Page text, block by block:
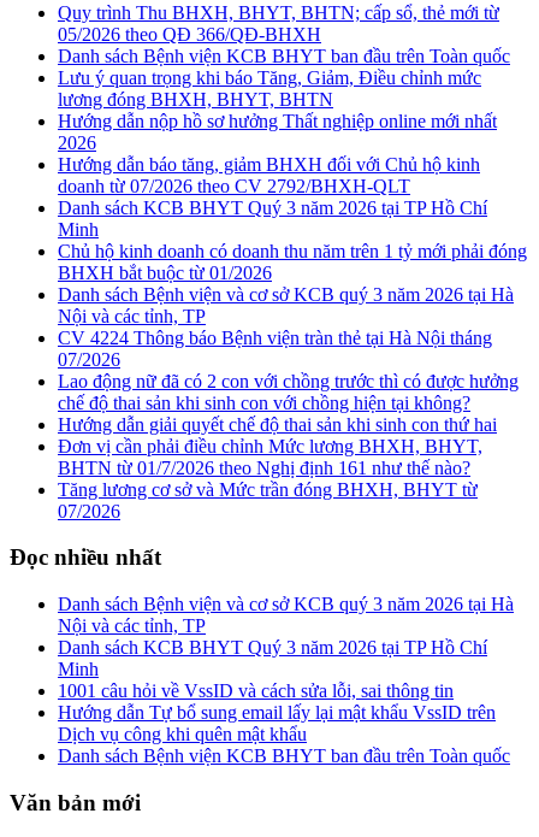
Quy trình Thu BHXH, BHYT, BHTN; cấp sổ, thẻ mới từ
05/2026 theo QĐ 366/QĐ-BHXH
Danh sách Bệnh viện KCB BHYT ban đầu trên Toàn quốc
Lưu ý quan trọng khi báo Tăng, Giảm, Điều chỉnh mức
lương đóng BHXH, BHYT, BHTN
Hướng dẫn nộp hồ sơ hưởng Thất nghiệp online mới nhất
2026
Hướng dẫn báo tăng, giảm BHXH đối với Chủ hộ kinh
doanh từ 07/2026 theo CV 2792/BHXH-QLT
Danh sách KCB BHYT Quý 3 năm 2026 tại TP Hồ Chí
Minh
Chủ hộ kinh doanh có doanh thu năm trên 1 tỷ mới phải đóng
BHXH bắt buộc từ 01/2026
Danh sách Bệnh viện và cơ sở KCB quý 3 năm 2026 tại Hà
Nội và các tỉnh, TP
CV 4224 Thông báo Bệnh viện tràn thẻ tại Hà Nội tháng
07/2026
Lao động nữ đã có 2 con với chồng trước thì có được hưởng
chế độ thai sản khi sinh con với chồng hiện tại không?
Hướng dẫn giải quyết chế độ thai sản khi sinh con thứ hai
Đơn vị cần phải điều chỉnh Mức lương BHXH, BHYT,
BHTN từ 01/7/2026 theo Nghị định 161 như thế nào?
Tăng lương cơ sở và Mức trần đóng BHXH, BHYT từ
07/2026
Đọc nhiều nhất
Danh sách Bệnh viện và cơ sở KCB quý 3 năm 2026 tại Hà
Nội và các tỉnh, TP
Danh sách KCB BHYT Quý 3 năm 2026 tại TP Hồ Chí
Minh
1001 câu hỏi về VssID và cách sửa lỗi, sai thông tin
Hướng dẫn Tự bổ sung email lấy lại mật khẩu VssID trên
Dịch vụ công khi quên mật khẩu
Danh sách Bệnh viện KCB BHYT ban đầu trên Toàn quốc
Văn bản mới